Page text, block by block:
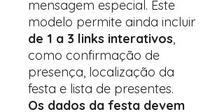
mensagem especial. Este
modelo permite ainda incluir
de 1 a 3 links interativos,
como confirmação de
presença, localização da
festa e lista de presentes.
Os dados da festa devem